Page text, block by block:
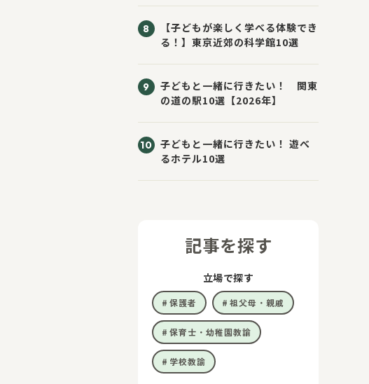
【子どもが楽しく学べる体験でき
る！】東京近郊の科学館10選
子どもと一緒に行きたい！ 関東
の道の駅10選【2026年】
子どもと一緒に行きたい！ 遊べ
るホテル10選
記事を探す
立場で探す
保護者 祖父母・親戚
保育士・幼稚園教諭
学校教諭